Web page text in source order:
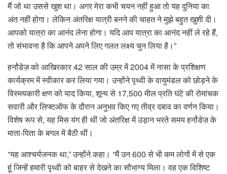
मैं जो था उससे खुश था। अगर मेरा कभी चयन नहीं हुआ तो यह दुनिया का
अंत नहीं होगा। लेकिन अंतरिक्ष यात्री बनने की चाहत ने मुझे बहुत खुशी दी।
आपको यात्रा का आनंद लेना होगा। यदि आप यात्रा का आनंद नहीं ले रहे हैं,
तो संभावना है कि आपने अपने लिए गलत लक्ष्य चुन लिया है।”
हर्नांडेज़ को आखिरकार 42 साल की उम्र में 2004 में नासा के प्रशिक्षण
कार्यक्रम में स्वीकार कर लिया गया। उन्होंने पृथ्वी के वायुमंडल को छोड़ने के
विस्मयकारी क्षण को याद किया, शून्य से 17,500 मील प्रति घंटे की रोमांचक
सवारी और लिफ्टऑफ के दौरान अनुभव किए गए तीव्र दबाव का वर्णन किया।
विशेष रूप से, यह मिस यंग ही थीं जो अंतरिक्ष में उड़ान भरते समय हर्नांडेज़ के
माता-पिता के बगल में बैठी थीं।
“यह आश्चर्यजनक था,” उन्होंने कहा। “मैं उन 600 से भी कम लोगों में से एक
हूं जिन्हें हमारी पृथ्वी को बाहर से देखने का सौभाग्य मिला। वह एक विशिष्ट